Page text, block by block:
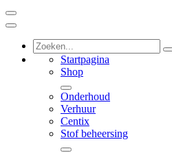
Startpagina
Shop
Onderhoud
Verhuur
Centix
Stof beheersing